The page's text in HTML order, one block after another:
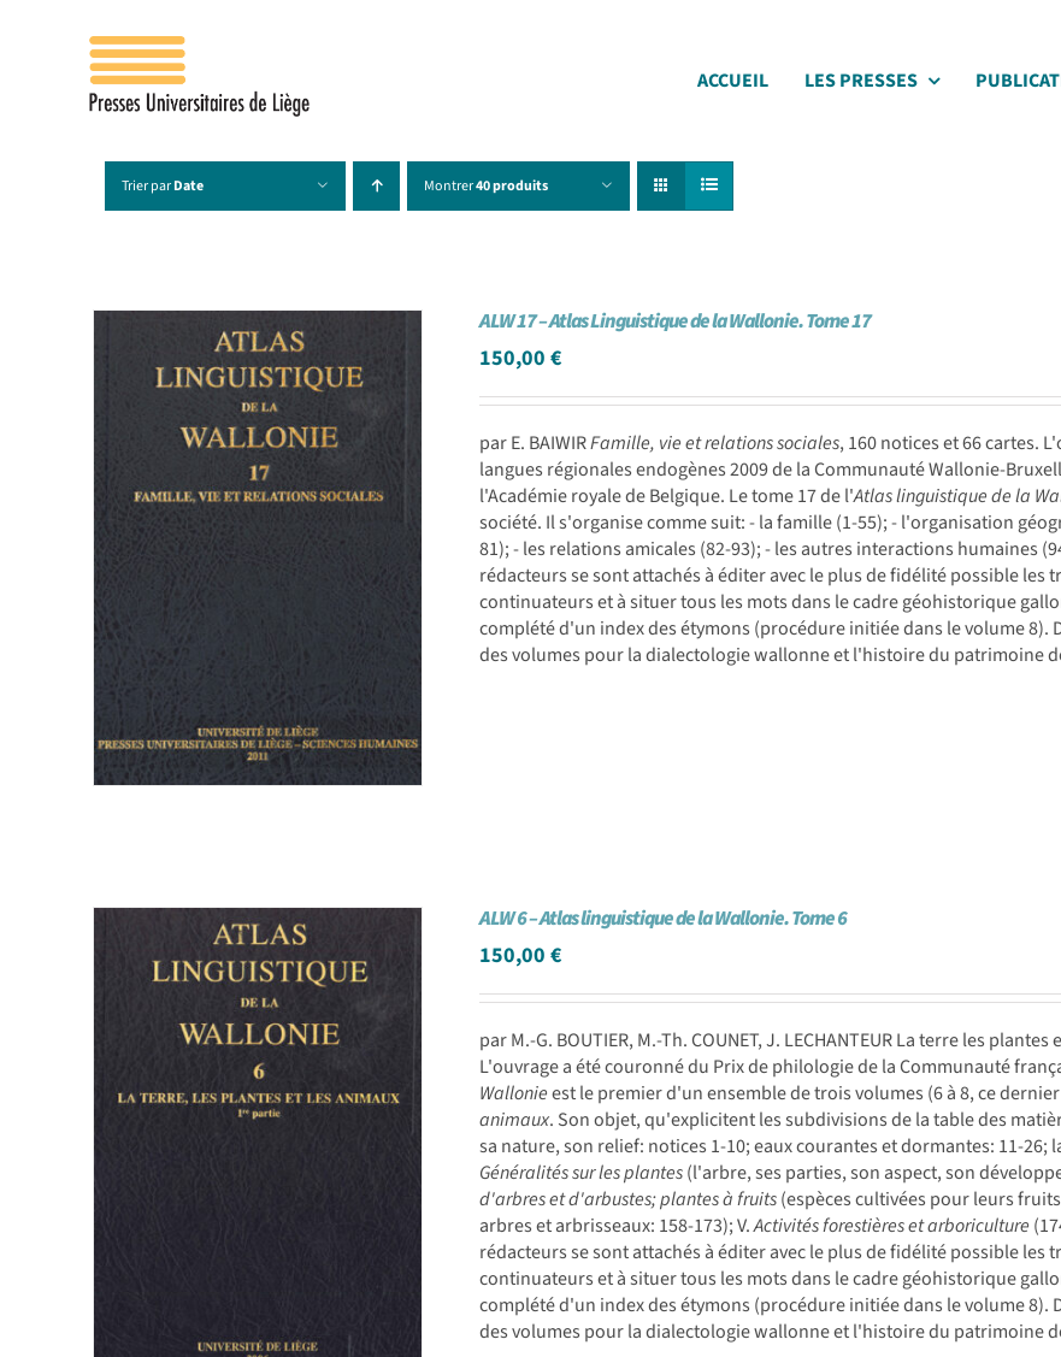
ACCUEIL LES PRESSES
Trier parDate Montrer40 produits
ALW 17 – Atlas Linguistique de la Wallonie. Tome 17
150,00€
par E. BAIWIRFamille, vie et relations sociales, 160 notices et 66 cartes.
langues régionales endogènes 2009 de la Communauté Wallonie-
l'Académie royale de Belgique. Le tome 17 de l'Atlas linguistique de la
société. Il s'organise comme suit: - la famille (1-55); - l'organisation
81); - les relations amicales (82-93); - les autres interactions humaines
rédacteurs se sont attachés à éditer avec le plus de fidélité possible les
continuateurs et à situer tous les mots dans le cadre géohistorique
complété d'un index des étymons (procédure initiée dans le volume
des volumes pour la dialectologie wallonne et l'histoire du patrimoine
ALW 6 – Atlas linguistique de la Wallonie. Tome 6
150,00€
par M.-G. BOUTIER, M.-Th. COUNET, J. LECHANTEUR La terre les
L'ouvrage a été couronné du Prix de philologie de la Communauté
Wallonieest le premier d'un ensemble de trois volumes (6 à 8, ce
animaux. Son objet, qu'explicitent les subdivisions de la table des
sa nature, son relief: notices 1-10; eaux courantes et dormantes: 11-26;
Généralités sur les plantes(l'arbre, ses parties, son aspect, son
d'arbres et d'arbustes; plantes à fruits(espèces cultivées pour leurs
arbres et arbrisseaux: 158-173); V.Activités forestières et arboriculture
rédacteurs se sont attachés à éditer avec le plus de fidélité possible les
continuateurs et à situer tous les mots dans le cadre géohistorique
complété d'un index des étymons (procédure initiée dans le volume
des volumes pour la dialectologie wallonne et l'histoire du patrimoine